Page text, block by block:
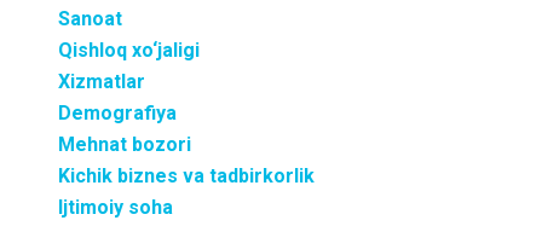
Sanoat
Qishloq xo‘jaligi
Xizmatlar
Demografiya
Mehnat bozori
Kichik biznes va tadbirkorlik
Ijtimoiy soha